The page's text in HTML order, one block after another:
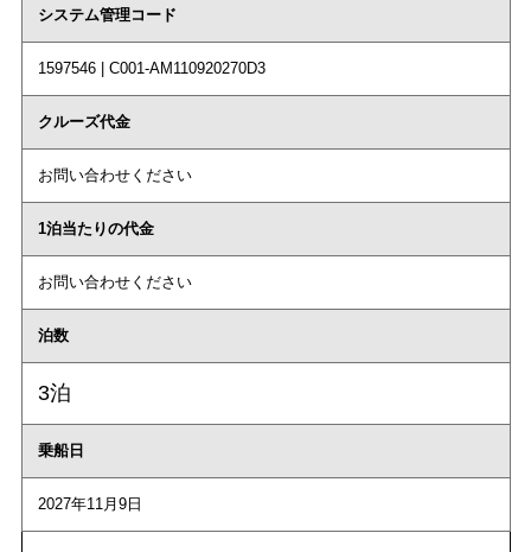
システム管理コード
1597546 | C001-AM110920270D3
クルーズ代金
お問い合わせください
1泊当たりの代金
お問い合わせください
泊数
3泊
乗船日
2027年11月9日